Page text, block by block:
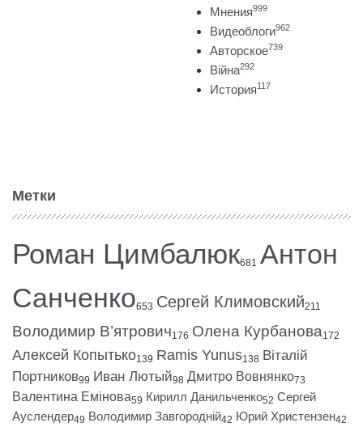
Мнения999
Видеоблоги962
Авторское739
Війна292
История117
Метки
Роман Цимбалюк681 Антон
Санченко653 Сергей Климовский211
Володимир В’ятрович176 Олена Курбанова172
Алексей Копытько139 Ramis Yunus138 Віталій
Портников99 Иван Лютый98 Дмитро Вовнянко73
Валентина Емінова59 Кирилл Данильченко52 Сергей
Ауслендер49 Володимир Завгородній42 Юрий Христензен42